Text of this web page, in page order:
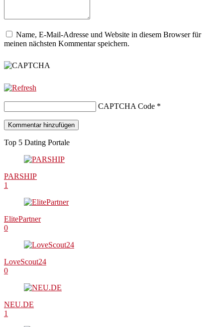
Name, E-Mail-Adresse und Website in diesem Browser für
meinen nächsten Kommentar speichern.
CAPTCHA Code *
Top 5 Dating Portale
PARSHIP
1
ElitePartner
0
LoveScout24
0
NEU.DE
1